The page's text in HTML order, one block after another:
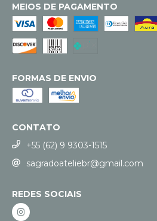
MEIOS DE PAGAMENTO
FORMAS DE ENVIO
CONTATO
+55 (62) 9 9303-1515
sagradoateliebr@gmail.com
REDES SOCIAIS